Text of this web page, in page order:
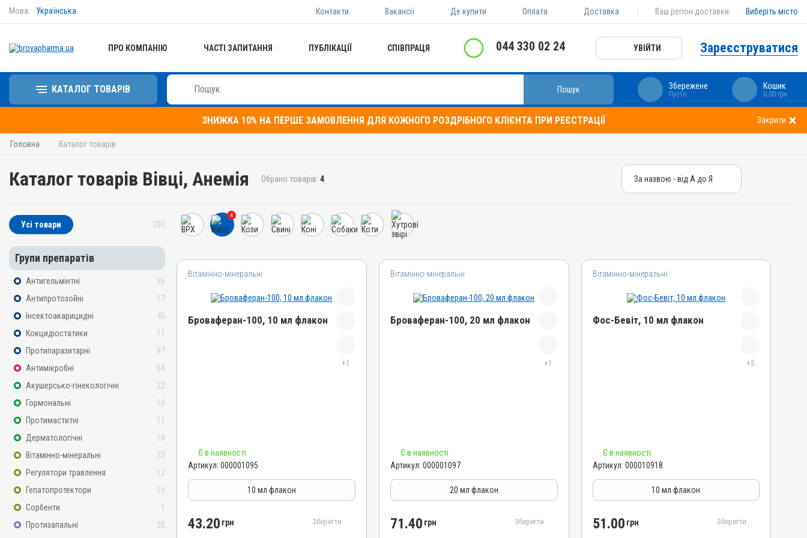
Мова: Українська Контакти Вакансії Де купити Оплата Доставка Ваш регіон доставки: Виберіть місто
ПРО КОМПАНІЮ ЧАСТІ ЗАПИТАННЯ ПУБЛІКАЦІЇ СПІВПРАЦЯ 044 330 02 24 УВІЙТИ Зареєструватися
КАТАЛОГ ТОВАРІВ Пошук Збережене
Пусто
Кошик
0.00 грн
ЗНИЖКА 10% НА ПЕРШЕ ЗАМОВЛЕННЯ ДЛЯ КОЖНОГО РОЗДРІБНОГО КЛІЄНТА ПРИ РЕЄСТРАЦІЇ Закрити
Головна Каталог товарів
Каталог товарів Вівці, Анемія Обрано товарів: 4 За назвою - від А до Я
Усі товари 300
Групи препаратів
Антигельмінтні
56
Антипротозойні
17
Інсектоакарицидні
45
Кокцидіостатики
11
Протипаразитарні
97
Антимікробні
68
Акушерсько-гінекологічні
22
Гормональні
10
Протимаститні
11
Дерматологічні
18
Вітамінно-мінеральні
23
Регулятори травлення
12
Гепатопротектори
15
Сорбенти
1
Протизапальні
20
4
Вітамінно-мінеральні
Броваферан-100, 10 мл флакон
+1
АВ-01276-01-10
Вітамінно-мінеральні
Розчин
Є в наявності
Артикул: 000001095
10 мл флакон
43.20 грн Зберегти
Вітамінно-мінеральні
Броваферан-100, 20 мл флакон
+1
АВ-01276-01-10
Вітамінно-мінеральні
Розчин
Є в наявності
Артикул: 000001097
20 мл флакон
71.40 грн Зберегти
Вітамінно-мінеральні
Фос-Бевіт, 10 мл флакон
+5
АВ-04934-01-13
Вітамінно-мінеральні, Імуностимулятори,
Гепатопротектори
Розчин
Є в наявності
Артикул: 000010918
10 мл флакон
51.00 грн Зберегти